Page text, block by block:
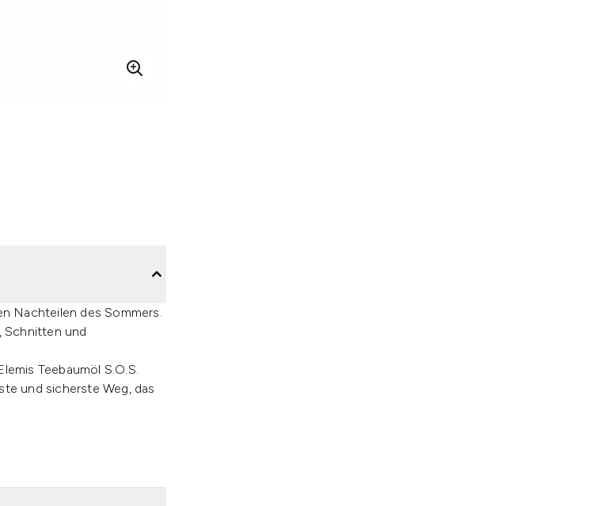
Nachteilen des Sommers.
Schnitten und
Teebaumöl S.O.S.
und sicherste Weg, das